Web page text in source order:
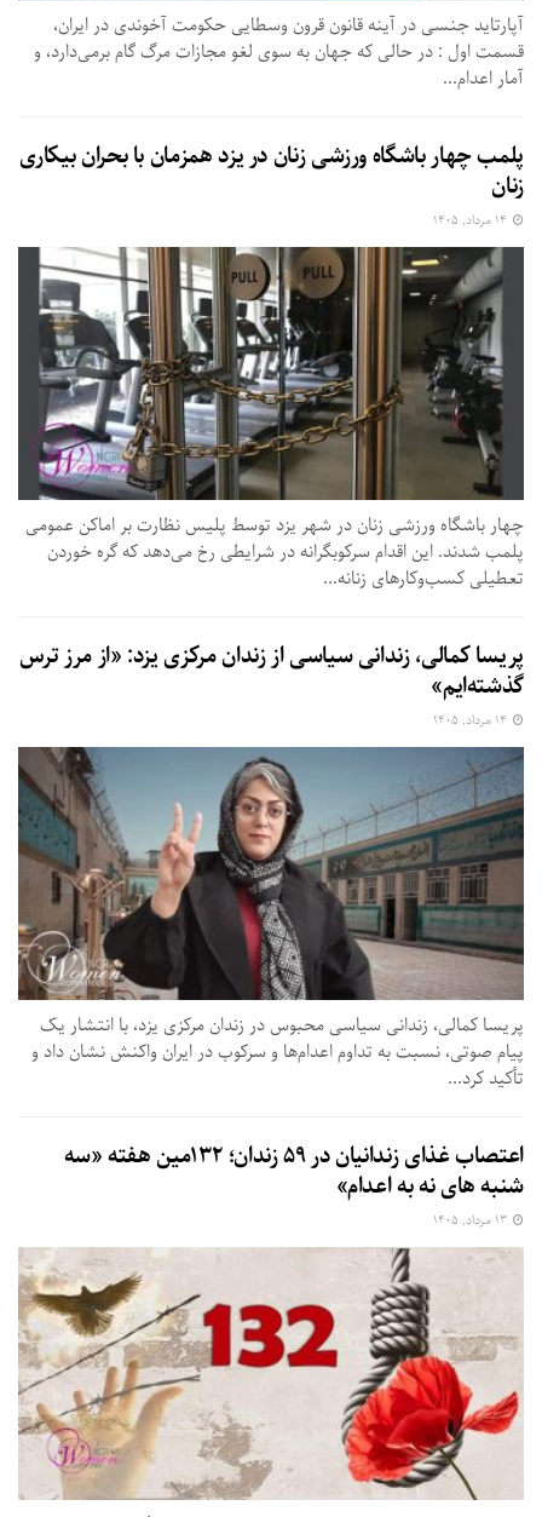
آپارتاید جنسی در آینه قانون قرون وسطایی حکومت آخوندی در ایران،
قسمت اول : در حالی که جهان به سوی لغو مجازات مرگ گام برمی‌دارد، و
آمار اعدام...
پلمب چهار باشگاه ورزشی زنان در یزد همزمان با بحران بیکاری
زنان
چهار باشگاه ورزشی زنان در شهر یزد توسط پلیس نظارت بر اماکن عمومی
پلمب شدند. این اقدام سرکوبگرانه در شرایطی رخ می‌دهد که گره خوردن
تعطیلی کسب‌وکارهای زنانه...
پریسا کمالی، زندانی سیاسی از زندان مرکزی یزد: «از مرز ترس
گذشته‌ایم»
پریسا کمالی، زندانی سیاسی محبوس در زندان مرکزی یزد، با انتشار یک
پیام صوتی، نسبت به تداوم اعدام‌ها و سرکوب در ایران واکنش نشان داد و
تأکید کرد...
اعتصاب غذای زندانیان در ۵۹ زندان؛ ۱۳۲مین هفته «سه‌
شنبه‌ های نه به اعدام»